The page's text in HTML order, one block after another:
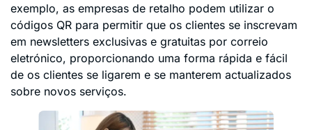
exemplo, as empresas de retalho podem utilizar o
códigos QR para permitir que os clientes se inscrevam
em newsletters exclusivas e gratuitas por correio
eletrónico, proporcionando uma forma rápida e fácil
de os clientes se ligarem e se manterem actualizados
sobre novos serviços.